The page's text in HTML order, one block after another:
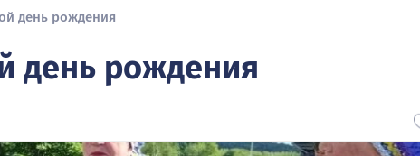
день рождения
день рождения